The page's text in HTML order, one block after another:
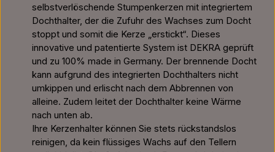
selbstverlöschende Stumpenkerzen mit integriertem
Dochthalter, der die Zufuhr des Wachses zum Docht
stoppt und somit die Kerze „erstickt“. Dieses
innovative und patentierte System ist DEKRA geprüft
und zu 100% made in Germany. Der brennende Docht
kann aufgrund des integrierten Dochthalters nicht
umkippen und erlischt nach dem Abbrennen von
alleine. Zudem leitet der Dochthalter keine Wärme
nach unten ab.
Ihre Kerzenhalter können Sie stets rückstandslos
reinigen, da kein flüssiges Wachs auf den Tellern